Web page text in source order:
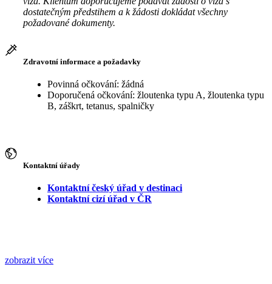
dostatečným předstihem a k žádosti dokládat všechny
požadované dokumenty.
Zdravotní informace a požadavky
Povinná očkování: žádná
Doporučená očkování: žloutenka typu A, žloutenka typu
B, záškrt, tetanus, spalničky
Kontaktní úřady
Kontaktní český úřad v destinaci
Kontaktní cizí úřad v ČR
zobrazit více